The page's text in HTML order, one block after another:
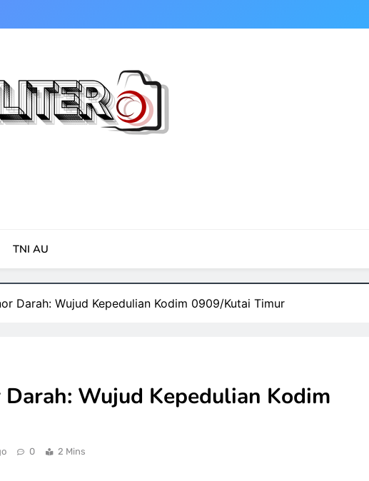
TNI AU
Darah: Wujud Kepedulian Kodim 0909/Kutai Timur
Wujud Kepedulian Kodim
0 2 Mins